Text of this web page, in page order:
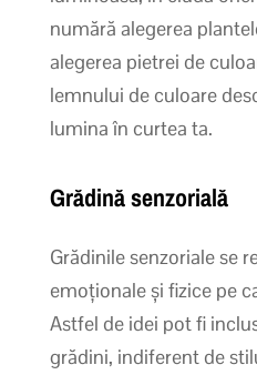
numără alegerea
alegerea pietrei de
lemnului de culoare
lumina în curtea ta.
Grădină senzorială
Grădinile senzoriale se
emoționale și fizice pe
Astfel de idei pot fi
grădini, indiferent de